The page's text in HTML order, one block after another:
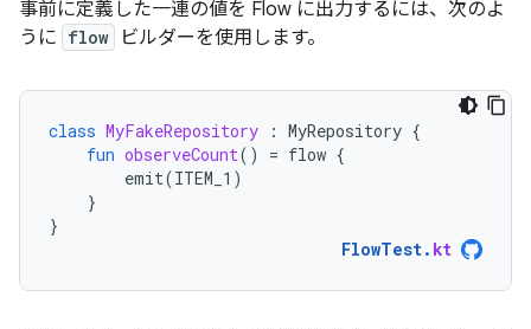
事前に定義した一連の値を Flow に出力するには、次のよ
うに flow ビルダーを使用します。
class MyFakeRepository : MyRepository {
fun observeCount() = flow {
emit(ITEM_1 )
}
}
FlowTest. kt